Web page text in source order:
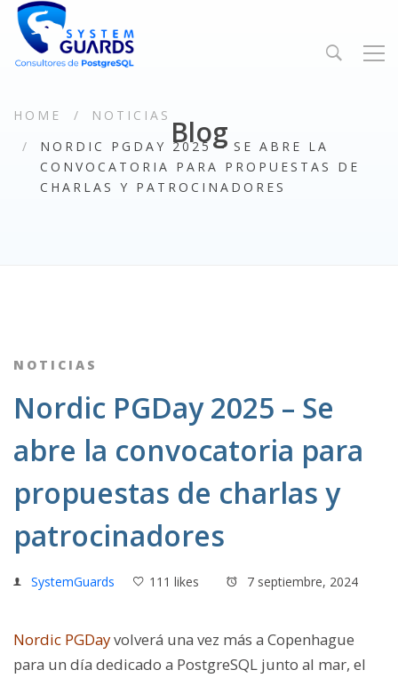
Blog
HOME
NOTICIAS
NORDIC PGDAY 2025 – SE ABRE LA
CONVOCATORIA PARA PROPUESTAS DE
CHARLAS Y PATROCINADORES
NOTICIAS
Nordic PGDay 2025 – Se
abre la convocatoria para
propuestas de charlas y
patrocinadores
SystemGuards 111 likes 7 septiembre, 2024
Nordic PGDayvolverá una vez más a Copenhague
para un día dedicado a PostgreSQL junto al mar, el